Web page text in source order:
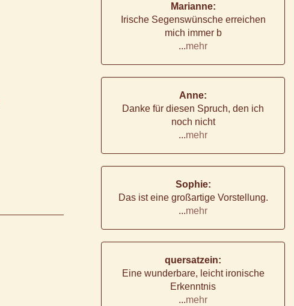
Marianne:
Irische Segenswünsche erreichen
mich immer b
...mehr
Anne:
Danke für diesen Spruch, den ich
noch nicht
...mehr
Sophie:
Das ist eine großartige Vorstellung.
...mehr
quersatzein:
Eine wunderbare, leicht ironische
Erkenntnis
...mehr